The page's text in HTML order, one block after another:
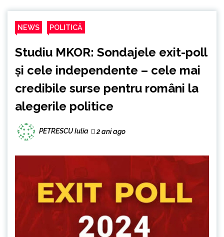
NEWS POLITICĂ
Studiu MKOR: Sondajele exit-poll
și cele independente – cele mai
credibile surse pentru români la
alegerile politice
PETRESCU Iulia 2 ani ago